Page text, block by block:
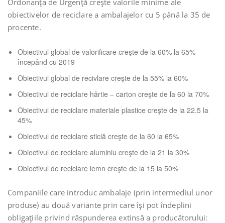
Ordonanţa de Urgenţă creşte valorile minime ale
obiectivelor de reciclare a ambalajelor cu 5 până la 35 de
procente.
Obiectivul global de valorificare creşte de la 60% la 65%
începând cu 2019
Obiectivul global de recivlare creşte de la 55% la 60%
Obiectivul de reciclare hârtie – carton creşte de la 60 la 70%
Obiectivul de reciclare materiale plastice creşte de la 22.5 la
45%
Obiectivul de reciclare sticlă creşte de la 60 la 65%
Obiectivul de reciclare aluminiu creşte de la 21 la 30%
Obiectivul de reciclare lemn creşte de la 15 la 50%
Companiile care introduc ambalaje (prin intermediul unor
produse) au două variante prin care îşi pot îndeplini
obligaţiile privind răspunderea extinsă a producătorului: